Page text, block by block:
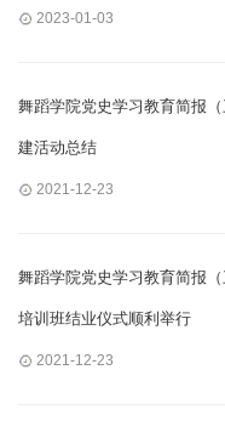
2023-01-03
舞蹈学院党史学习教育简报
建活动总结
2021-12-23
舞蹈学院党史学习教育简报
培训班结业仪式顺利举行
2021-12-23